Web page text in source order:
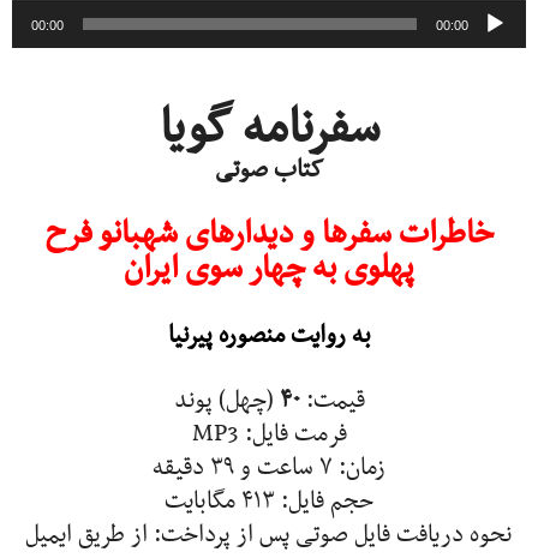
پخش‌کننده
صوت
00:00
00:00
سفرنامه گویا
کتاب صوتی
خاطرات سفرها و دیدارهای شهبانو فرح
پهلوی به چهار سوی ایران
به روایت منصوره پیرنیا
قیمت:۴۰ (چهل) پوند
فرمت فایل: MP3
زمان: ۷ ساعت و ۳۹ دقیقه
حجم فایل: ۴۱۳ مگابایت
نحوه دریافت فایل صوتی پس از پرداخت: از طریق ایمیل